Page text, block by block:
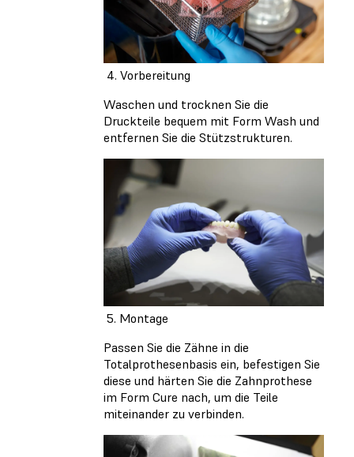
4. Vorbereitung
Waschen und trocknen Sie die
Druckteile bequem mit Form Wash und
entfernen Sie die Stützstrukturen.
5. Montage
Passen Sie die Zähne in die
Totalprothesenbasis ein, befestigen Sie
diese und härten Sie die Zahnprothese
im Form Cure nach, um die Teile
miteinander zu verbinden.